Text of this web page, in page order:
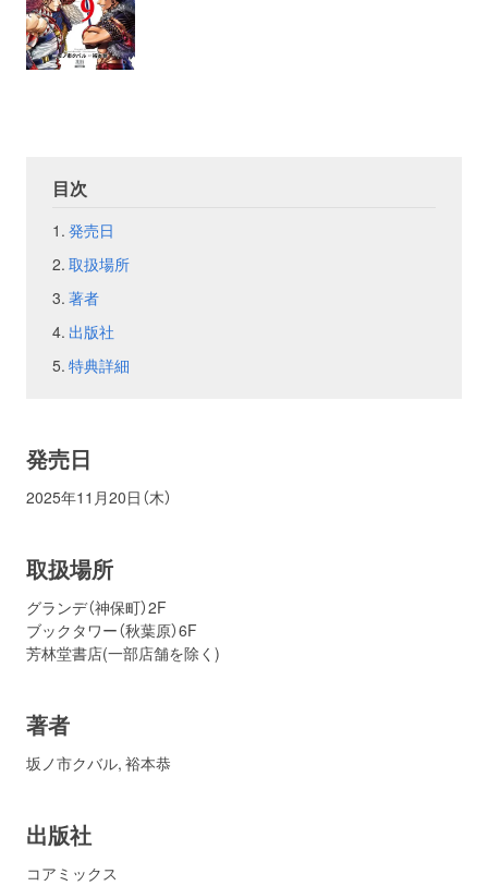
目次
発売日
取扱場所
著者
出版社
特典詳細
発売日
2025年11月20日（木）
取扱場所
グランデ（神保町）2F
ブックタワー（秋葉原）6F
芳林堂書店(一部店舗を除く)
著者
坂ノ市クバル, 裕本恭
出版社
コアミックス
フェア
会社概要